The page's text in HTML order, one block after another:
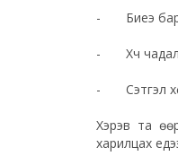
- Биеэ
- Хүч
- Сэтгэл
Хэрэв та
харилцах